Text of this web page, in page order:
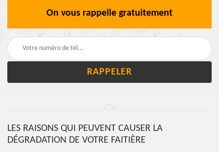
On vous rappelle gratuitement
LES RAISONS QUI PEUVENT CAUSER LA
DÉGRADATION DE VOTRE FAITIÈRE